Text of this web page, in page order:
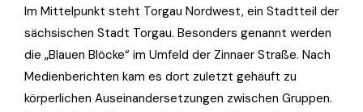
Im Mittelpunkt steht Torgau Nordwest, ein Stadtteil der
sächsischen Stadt Torgau. Besonders genannt werden
die „Blauen Blöcke“ im Umfeld der Zinnaer Straße. Nach
Medienberichten kam es dort zuletzt gehäuft zu
körperlichen Auseinandersetzungen zwischen Gruppen.